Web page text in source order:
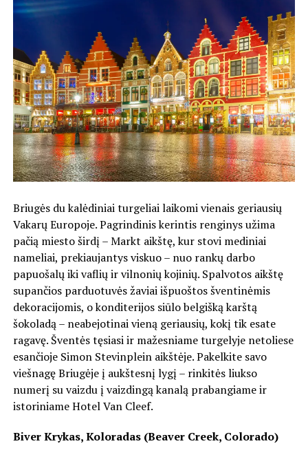
Briugės du kalėdiniai turgeliai laikomi vienais geriausių
Vakarų Europoje. Pagrindinis kerintis renginys užima
pačią miesto širdį – Markt aikštę, kur stovi mediniai
nameliai, prekiaujantys viskuo – nuo rankų darbo
papuošalų iki vaflių ir vilnonių kojinių. Spalvotos aikštę
supančios parduotuvės žaviai išpuoštos šventinėmis
dekoracijomis, o konditerijos siūlo belgišką karštą
šokoladą – neabejotinai vieną geriausių, kokį tik esate
ragavę. Šventės tęsiasi ir mažesniame turgelyje netoliese
esančioje Simon Stevinplein aikštėje. Pakelkite savo
viešnagę Briugėje į aukštesnį lygį – rinkitės liukso
numerį su vaizdu į vaizdingą kanalą prabangiame ir
istoriniame Hotel Van Cleef.
Biver Krykas, Koloradas (Beaver Creek, Colorado)